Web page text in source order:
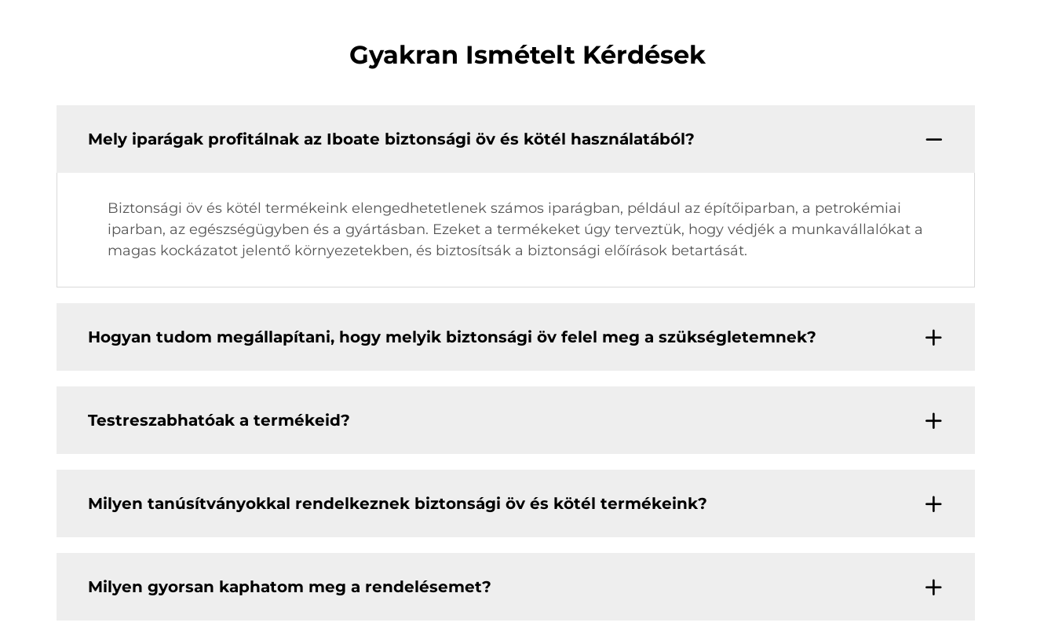
Gyakran Ismételt Kérdések
Mely iparágak profitálnak az Iboate biztonsági öv és kötél használatából?
Biztonsági öv és kötél termékeink elengedhetetlenek számos iparágban, például az építőiparban, a petrokémiai
iparban, az egészségügyben és a gyártásban. Ezeket a termékeket úgy terveztük, hogy védjék a munkavállalókat a
magas kockázatot jelentő környezetekben, és biztosítsák a biztonsági előírások betartását.
Hogyan tudom megállapítani, hogy melyik biztonsági öv felel meg a szükségletemnek?
Testreszabhatóak a termékeid?
Milyen tanúsítványokkal rendelkeznek biztonsági öv és kötél termékeink?
Milyen gyorsan kaphatom meg a rendelésemet?